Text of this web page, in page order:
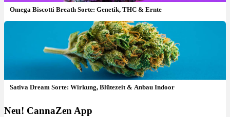
Omega Biscotti Breath Sorte: Genetik, THC & Ernte
Sativa Dream Sorte: Wirkung, Blütezeit & Anbau Indoor
Neu! CannaZen App